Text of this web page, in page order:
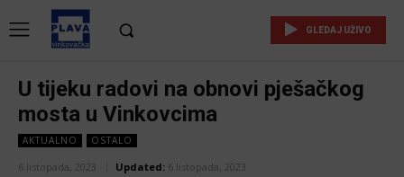
GLEDAJ UŽIVO
U tijeku radovi na obnovi pješačkog
mosta u Vinkovcima
AKTUALNO OSTALO
6 listopada, 2023 Updated: 6 listopada, 2023